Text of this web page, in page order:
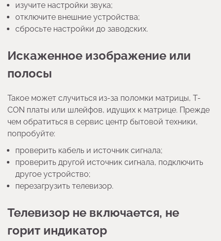
изучите настройки звука;
отключите внешние устройства;
сбросьте настройки до заводских.
Искаженное изображение или
полосы
Такое может случиться из-за поломки матрицы, T-
CON платы или шлейфов, идущих к матрице. Прежде
чем обратиться в сервис центр бытовой техники,
попробуйте:
проверить кабель и источник сигнала;
проверить другой источник сигнала, подключить
другое устройство;
перезагрузить телевизор.
Телевизор не включается, не
горит индикатор